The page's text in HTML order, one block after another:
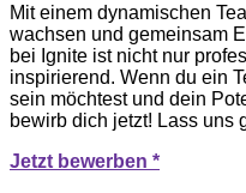
Mit einem dynamischen
wachsen und gemeinsam
bei Ignite ist nicht nur
inspirierend. Wenn du ein
sein möchtest und dein
bewirb dich jetzt! Lass uns
Jetzt bewerben *